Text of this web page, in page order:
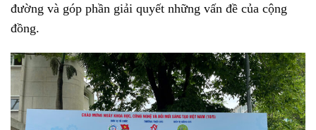
đường và góp phần giải quyết những vấn đề của cộng
đồng.